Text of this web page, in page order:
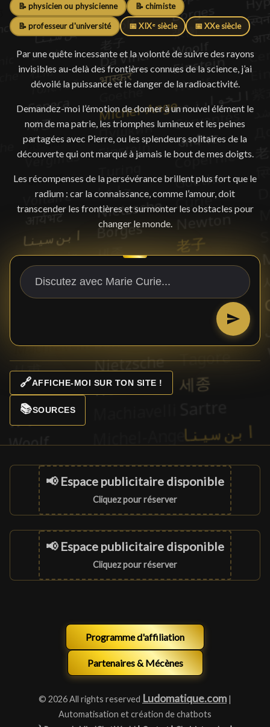
📝 physicien ou physicienne 📝 chimiste
📝 professeur d'université 📅 XIXᵉ siècle 📅 XXe siècle
Par une quête incessante et la volonté de suivre des rayons
invisibles au-delà des frontières connues de la science, j’ai
dévoilé la puissance et le danger de la radioactivité.
Demandez-moi l’émotion de donner à un nouvel élément le
nom de ma patrie, les triomphes lumineux et les peines
partagées avec Pierre, ou les splendeurs solitaires de la
découverte qui ont marqué à jamais le bout de mes doigts.
Les récompenses de la persévérance brillent plus fort que le
radium : car la connaissance, comme l’amour, doit
transcender les frontières et surmonter les obstacles pour
changer le monde.
🔗AFFICHE-MOI SUR TON SITE !
📚SOURCES
📢 Espace publicitaire disponible
Cliquez pour réserver
📢 Espace publicitaire disponible
Cliquez pour réserver
Programme d'affiliation
Partenaires & Mécènes
© 2026 All rights reserved Ludomatique.com |
Automatisation et création de chatbots